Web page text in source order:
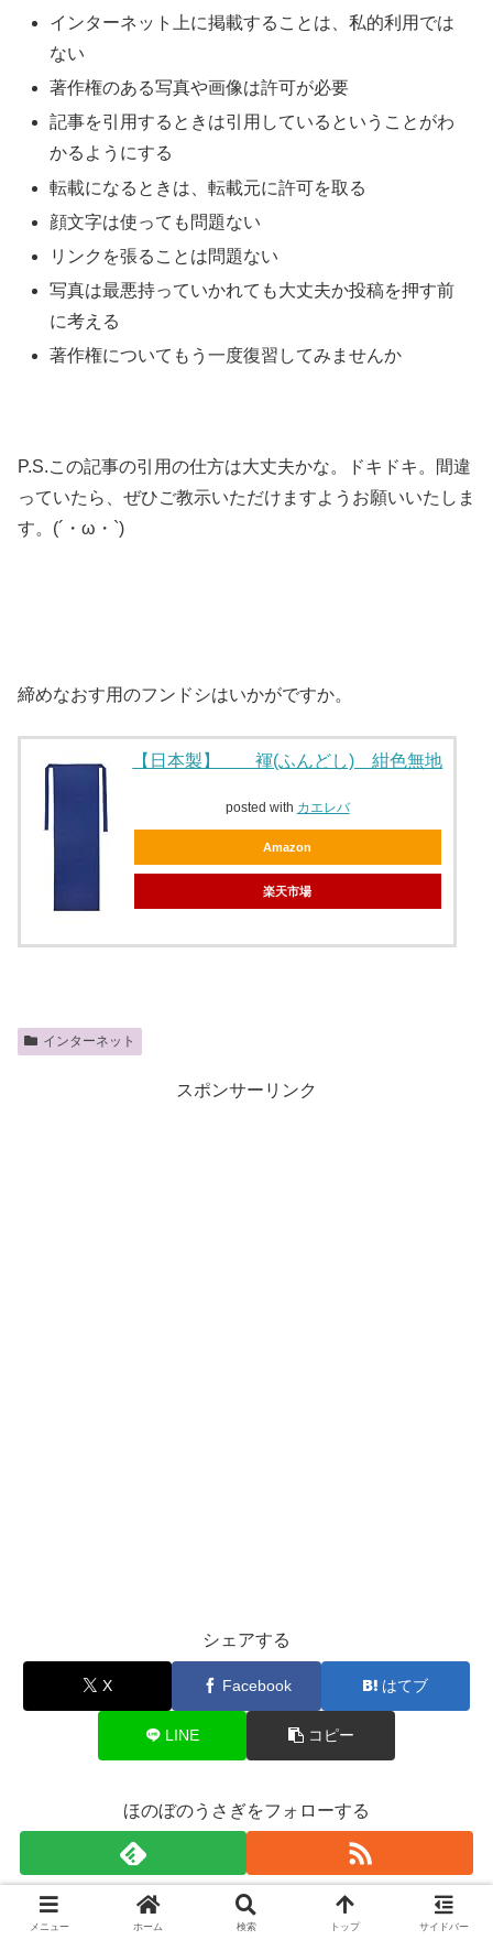
インターネット上に掲載することは、私的利用では
ない
著作権のある写真や画像は許可が必要
記事を引用するときは引用しているということがわ
かるようにする
転載になるときは、転載元に許可を取る
顔文字は使っても問題ない
リンクを張ることは問題ない
写真は最悪持っていかれても大丈夫か投稿を押す前
に考える
著作権についてもう一度復習してみませんか
P.S.この記事の引用の仕方は大丈夫かな。ドキドキ。間違
っていたら、ぜひご教示いただけますようお願いいたしま
す。(´・ω・`)
締めなおす用のフンドシはいかがですか。
【日本製】 褌(ふんどし) 紺色無地
posted with カエレバ
Amazon
楽天市場
インターネット
スポンサーリンク
シェアする
X Facebook はてブ
LINE コピー
ほのぼのうさぎをフォローする
ほのぼのうさぎ
メニュー ホーム 検索 トップ サイドバー